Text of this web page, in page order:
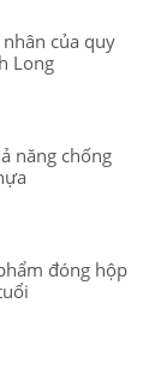
của quy
Long
năng chống
đóng hộp